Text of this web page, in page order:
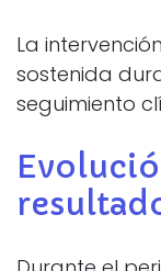
La
sostenida
seguimiento